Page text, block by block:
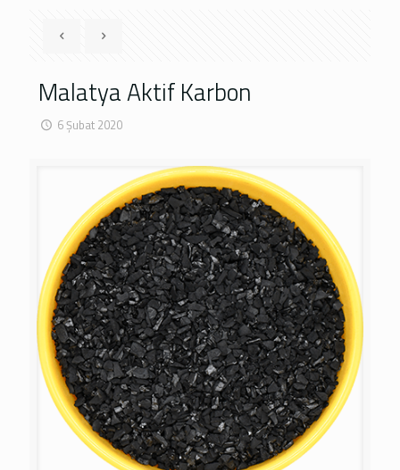
Malatya Aktif Karbon
6 Şubat 2020